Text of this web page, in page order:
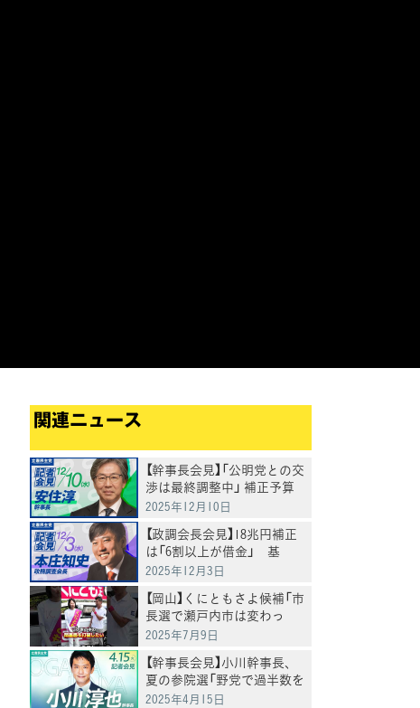
関連ニュース
【幹事長会見】「公明党との交
渉は最終調整中」 補正予算
案の組み替え動議提出へ、
2025年12月10日
【政調会長会見】18兆円補正
は「6割以上が借金」 基
金・防衛費・予備費の妥当
2025年12月3日
【岡山】くにともさよ候補「市
長選で瀬戸内市は変わっ
た。今度は岡山県全体を変
訴え
2025年7月9日
【幹事長会見】小川幹事長、
夏の参院選「野党で過半数を
目指す」
2025年4月15日